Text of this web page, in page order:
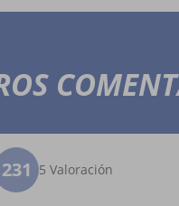
231 5 Valoración